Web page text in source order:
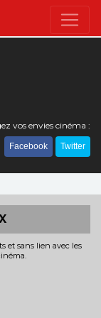
vos envies cinéma :
Facebook Twitter
et sans lien avec les